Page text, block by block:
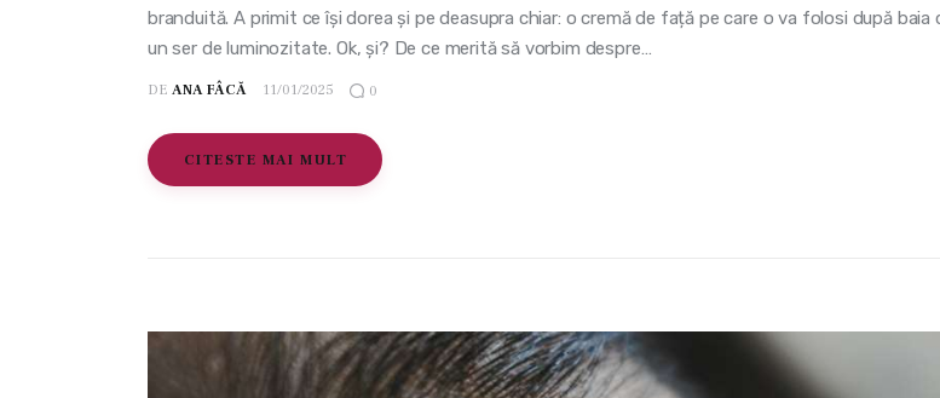
branduită. A primit ce își dorea și pe deasupra chiar: o cremă de față pe care o va folosi după baia
un ser de luminozitate. Ok, și? De ce merită să vorbim despre…
DE ANA FÂCĂ 11/01/2025 0
CITESTE MAI MULT